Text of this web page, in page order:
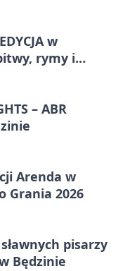
w
rymy i
– ABR
Arenda w
Grania 2026
pisarzy
Będzinie